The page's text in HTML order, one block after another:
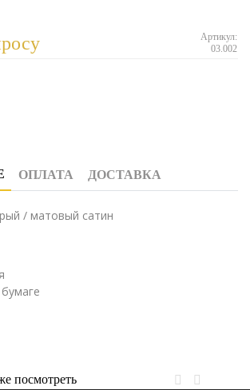
Артикул:
03.002
ОПЛАТА ДОСТАВКА
/ матовый сатин
посмотреть